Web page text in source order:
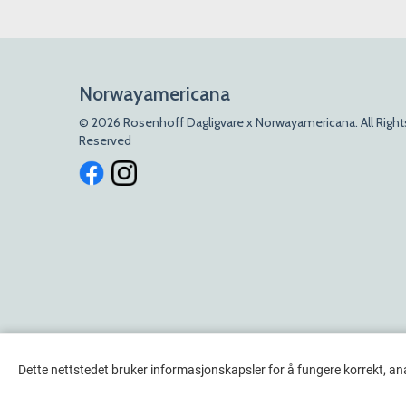
Norwayamericana
© 2026 Rosenhoff Dagligvare x Norwayamericana. All
Reserved
Dette nettstedet bruker informasjonskapsler for å fungere korrekt,